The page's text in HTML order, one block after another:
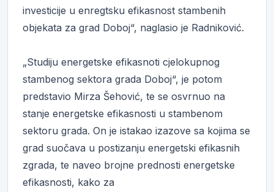
investicije u enregtsku efikasnost stambenih
objekata za grad Doboj“, naglasio je Radniković.
„Studiju energetske efikasnoti cjelokupnog
stambenog sektora grada Doboj“, je potom
predstavio Mirza Šehović, te se osvrnuo na
stanje energetske efikasnosti u stambenom
sektoru grada. On je istakao izazove sa kojima se
grad suočava u postizanju energetski efikasnih
zgrada, te naveo brojne prednosti energetske
efikasnosti, kako za